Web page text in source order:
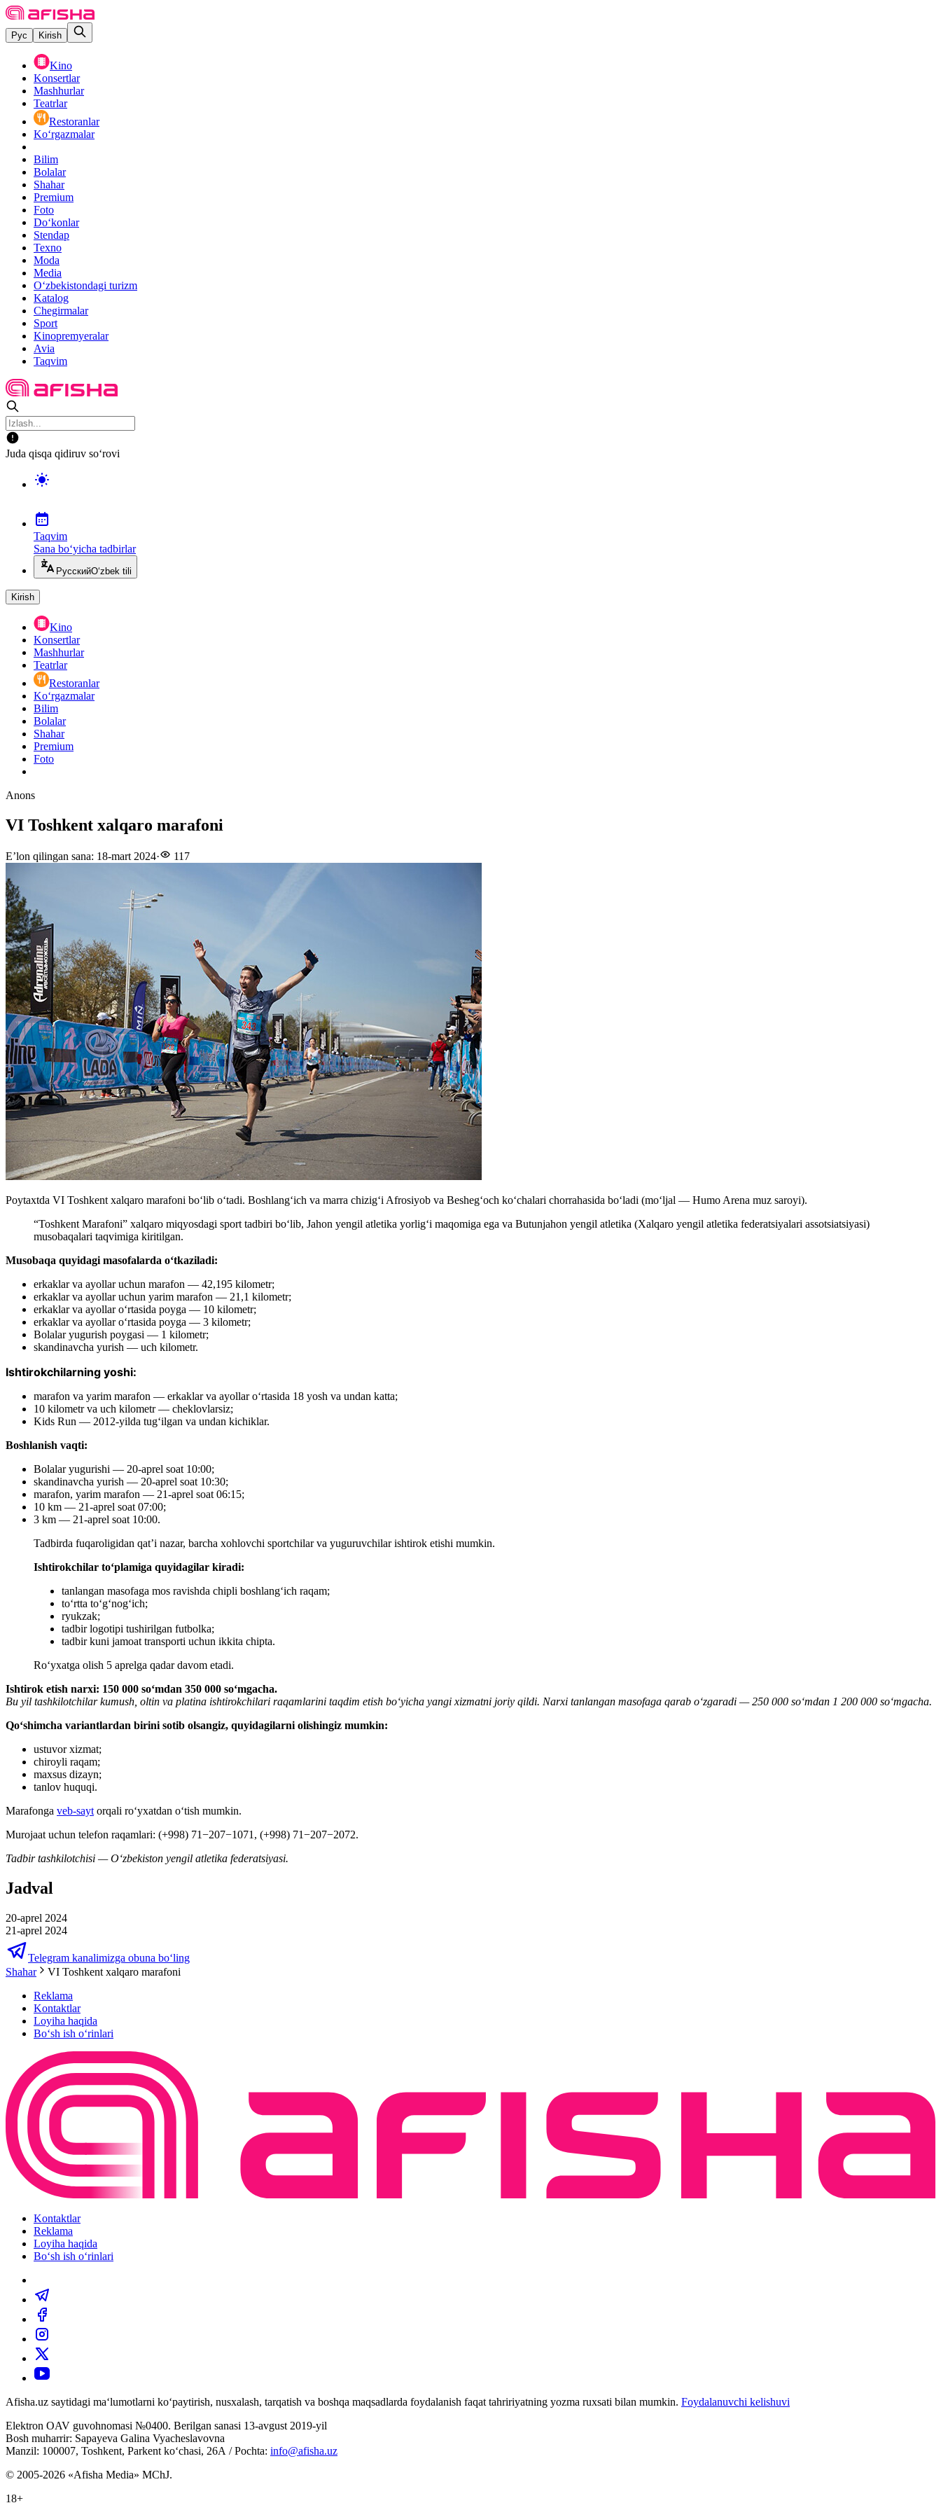
Рус Kirish
Kino
Konsertlar
Mashhurlar
Teatrlar
Restoranlar
Ko‘rgazmalar
Bilim
Bolalar
Shahar
Premium
Foto
Do‘konlar
Stendap
Texno
Moda
Media
O‘zbekistondagi turizm
Katalog
Chegirmalar
Sport
Kinopremyeralar
Avia
Taqvim
Juda qisqa qidiruv so‘rovi
Taqvim
Sana bo‘yicha tadbirlar
РусскийO‘zbek tili
Kirish
Kino
Konsertlar
Mashhurlar
Teatrlar
Restoranlar
Ko‘rgazmalar
Bilim
Bolalar
Shahar
Premium
Foto
Anons
VI Toshkent xalqaro marafoni
E’lon qilingan sana: 18-mart 2024· 117
Poytaxtda VI Toshkent xalqaro marafoni bo‘lib o‘tadi. Boshlang‘ich va marra chizig‘i Afrosiyob va Besheg‘och ko‘chalari chorrahasida bo‘ladi (moʻljal — Humo Arena muz saroyi).
“Toshkent Marafoni” xalqaro miqyosdagi sport tadbiri boʻlib, Jahon yengil atletika yorligʻi maqomiga ega va Butunjahon yengil atletika (Xalqaro yengil atletika federatsiyalari assotsiatsiyasi)
musobaqalari taqvimiga kiritilgan.
Musobaqa quyidagi masofalarda oʻtkaziladi:
erkaklar va ayollar uchun marafon — 42,195 kilometr;
erkaklar va ayollar uchun yarim marafon — 21,1 kilometr;
erkaklar va ayollar o‘rtasida poyga — 10 kilometr;
erkaklar va ayollar o‘rtasida poyga — 3 kilometr;
Bolalar yugurish poygasi — 1 kilometr;
skandinavcha yurish — uch kilometr.
Ishtirokchilarning yoshi:
marafon va yarim marafon — erkaklar va ayollar o‘rtasida 18 yosh va undan katta;
10 kilometr va uch kilometr — cheklovlarsiz;
Kids Run — 2012-yilda tugʻilgan va undan kichiklar.
Boshlanish vaqti:
Bolalar yugurishi — 20-aprel soat 10:00;
skandinavcha yurish — 20-aprel soat 10:30;
marafon, yarim marafon — 21-aprel soat 06:15;
10 km — 21-aprel soat 07:00;
3 km — 21-aprel soat 10:00.
Tadbirda fuqaroligidan qat’i nazar, barcha xohlovchi sportchilar va yuguruvchilar ishtirok etishi mumkin.
Ishtirokchilar to‘plamiga quyidagilar kiradi:
tanlangan masofaga mos ravishda chipli boshlangʻich raqam;
to‘rtta to‘g‘nog‘ich;
ryukzak;
tadbir logotipi tushirilgan futbolka;
tadbir kuni jamoat transporti uchun ikkita chipta.
Ro‘yxatga olish 5 aprelga qadar davom etadi.
Ishtirok etish narxi: 150 000 so‘mdan 350 000 soʻmgacha.
Bu yil tashkilotchilar kumush, oltin va platina ishtirokchilari raqamlarini taqdim etish boʻyicha yangi xizmatni joriy qildi. Narxi tanlangan masofaga qarab o‘zgaradi — 250 000 so‘mdan 1 200 000 so‘mgacha.
Qoʻshimcha variantlardan birini sotib olsangiz, quyidagilarni olishingiz mumkin:
ustuvor xizmat;
chiroyli raqam;
maxsus dizayn;
tanlov huquqi.
Marafonga veb-sayt orqali ro‘yxatdan o‘tish mumkin.
Murojaat uchun telefon raqamlari: (+998) 71−207−1071, (+998) 71−207−2072.
Tadbir tashkilotchisi — O‘zbekiston yengil atletika federatsiyasi.
Jadval
20-aprel 2024
21-aprel 2024
Telegram kanalimizga obuna bo‘ling
Shahar
VI Toshkent xalqaro marafoni
Reklama
Kontaktlar
Loyiha haqida
Bo‘sh ish o‘rinlari
Kontaktlar
Reklama
Loyiha haqida
Bo‘sh ish o‘rinlari
Afisha.uz saytidagi ma‘lumotlarni ko‘paytirish, nusxalash, tarqatish va boshqa maqsadlarda foydalanish faqat tahririyatning yozma ruxsati bilan mumkin. Foydalanuvchi kelishuvi
Elektron OAV guvohnomasi №0400. Berilgan sanasi 13-avgust 2019-yil
Bosh muharrir: Sapayeva Galina Vyacheslavovna
Manzil: 100007, Toshkent, Parkent ko‘chasi, 26А / Pochta: info@afisha.uz
© 2005-2026 «Afisha Media» MChJ.
18+